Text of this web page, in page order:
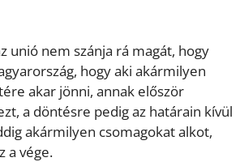
unió nem szánja rá magát, hogy
hogy aki akármilyen
akar jönni, annak először
a döntésre pedig az határain kívül
akármilyen csomagokat alkot,
a vége.